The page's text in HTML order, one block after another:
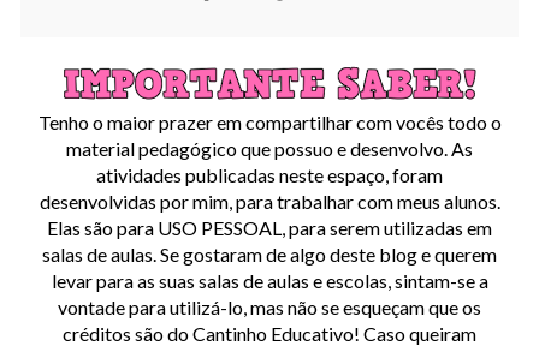
Tenho o maior prazer em compartilhar com vocês todo o
material pedagógico que possuo e desenvolvo. As
atividades publicadas neste espaço, foram
desenvolvidas por mim, para trabalhar com meus alunos.
Elas são para USO PESSOAL, para serem utilizadas em
salas de aulas. Se gostaram de algo deste blog e querem
levar para as suas salas de aulas e escolas, sintam-se a
vontade para utilizá-lo, mas não se esqueçam que os
créditos são do Cantinho Educativo! Caso queiram